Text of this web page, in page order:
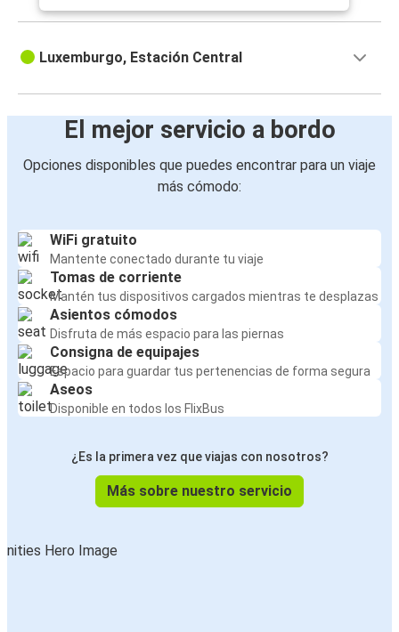
Luxemburgo, Estación Central
El mejor servicio a bordo
Opciones disponibles que puedes encontrar para un viaje
más cómodo:
WiFi gratuito
Mantente conectado durante tu viaje
Tomas de corriente
Mantén tus dispositivos cargados mientras te desplazas
Asientos cómodos
Disfruta de más espacio para las piernas
Consigna de equipajes
Espacio para guardar tus pertenencias de forma segura
Aseos
Disponible en todos los FlixBus
¿Es la primera vez que viajas con nosotros?
Más sobre nuestro servicio